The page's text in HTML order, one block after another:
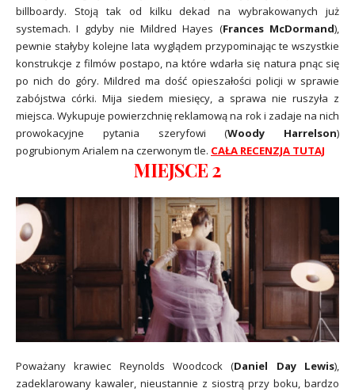
billboardy. Stoją tak od kilku dekad na wybrakowanych już
systemach. I gdyby nie Mildred Hayes (Frances McDormand),
pewnie stałyby kolejne lata wyglądem przypominając te wszystkie
konstrukcje z filmów postapo, na które wdarła się natura pnąc się
po nich do góry. Mildred ma dość opieszałości policji w sprawie
zabójstwa córki. Mija siedem miesięcy, a sprawa nie ruszyła z
miejsca. Wykupuje powierzchnię reklamową na rok i zadaje na nich
prowokacyjne pytania szeryfowi (Woody Harrelson)
pogrubionym Arialem na czerwonym tle. CAŁA RECENZJA TUTAJ
MIEJSCE 2
Poważany krawiec Reynolds Woodcock (Daniel Day Lewis),
zadeklarowany kawaler, nieustannie z siostrą przy boku, bardzo